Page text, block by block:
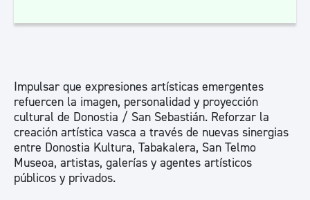
Impulsar que expresiones artísticas emergentes
refuercen la imagen, personalidad y proyección
cultural de Donostia / San Sebastián. Reforzar la
creación artística vasca a través de nuevas sinergias
entre Donostia Kultura, Tabakalera, San Telmo
Museoa, artistas, galerías y agentes artísticos
públicos y privados.